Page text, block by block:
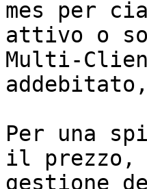
mes per
attivo o
Multi-
Per una
il prezzo,
gestione